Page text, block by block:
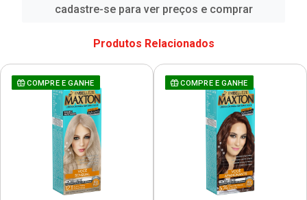
cadastre-se para ver preços e comprar
Produtos Relacionados
COMPRE E GANHE COMPRE E GANHE